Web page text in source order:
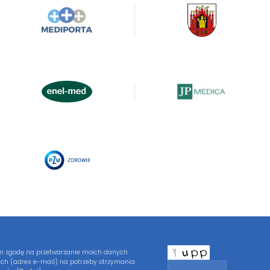
zgodę na przetwarzanie moich danych
(adres e-mail) na potrzeby otrzymania